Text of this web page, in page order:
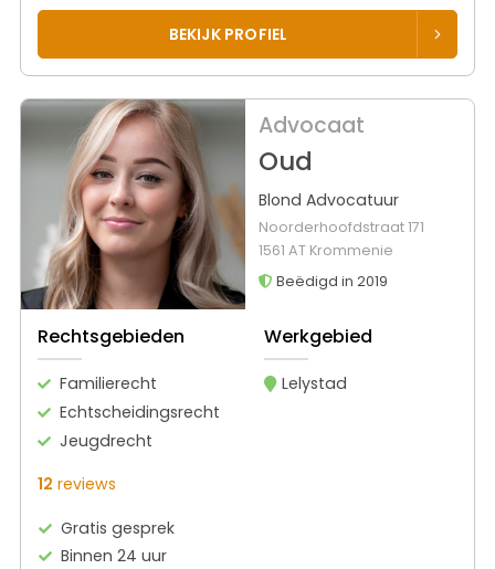
BEKIJK PROFIEL
Advocaat
Oud
Blond Advocatuur
Noorderhoofdstraat 171
1561 AT Krommenie
Beëdigd in 2019
Rechtsgebieden
Familierecht
Echtscheidingsrecht
Jeugdrecht
Werkgebied
Lelystad
12 reviews
Gratis gesprek
Binnen 24 uur